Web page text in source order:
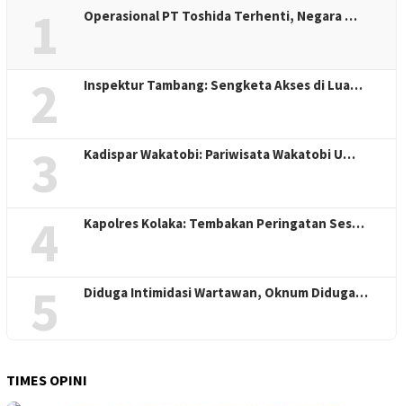
1 Operasional PT Toshida Terhenti, Negara …
2 Inspektur Tambang: Sengketa Akses di Lua…
3 Kadispar Wakatobi: Pariwisata Wakatobi U…
4 Kapolres Kolaka: Tembakan Peringatan Ses…
5 Diduga Intimidasi Wartawan, Oknum Diduga…
TIMES OPINI